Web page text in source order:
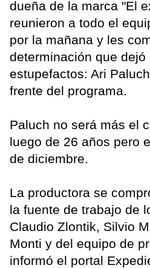
dueña de la marca "El
reunieron a todo el
por la mañana y les
determinación que dejó
estupefactos: Ari
frente del programa.
Paluch no será más el
luego de 26 años pero
de diciembre.
La productora se
la fuente de trabajo de
Claudio Zlontik, Silvio
Monti y del equipo de
informó el portal